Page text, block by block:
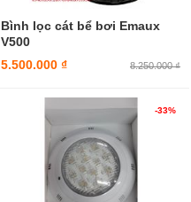
Bình lọc cát bể bơi Emaux
V500
5.500.000 ₫
8.250.000 ₫
-33%